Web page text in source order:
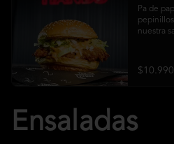
Pa de
nuestra
$10.990
Ensaladas